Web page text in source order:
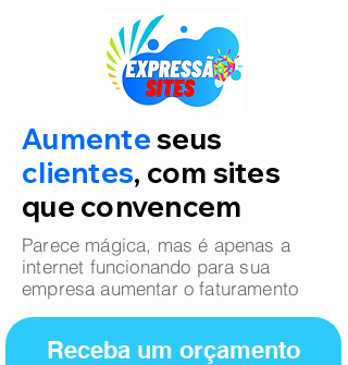
Aumenteseus
clientes, com sites
que convencem
Parece mágica, mas é apenas a
internet funcionando para sua
empresa aumentar o faturamento
Receba um orçamento